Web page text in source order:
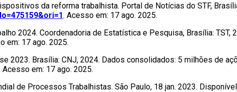
da reforma trabalhista. Portal de Notícias do STF,
. Acesso em: 17 ago. 2025.
2024. Coordenadoria de Estatística e Pesquisa, Brasília: TST,
em: 17 ago. 2025.
2023. Brasília: CNJ, 2024. Dados consolidados: 5 milhões de
Acesso em: 17 ago. 2025.
de Processos Trabalhistas. São Paulo, 18 jan. 2023.